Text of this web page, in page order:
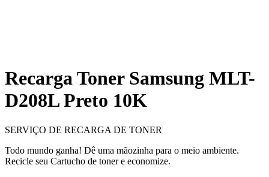
Recarga Toner Samsung MLT-
D208L Preto 10K
SERVIÇO DE RECARGA DE TONER
Todo mundo ganha! Dê uma mãozinha para o meio ambiente.
Recicle seu Cartucho de toner e economize.